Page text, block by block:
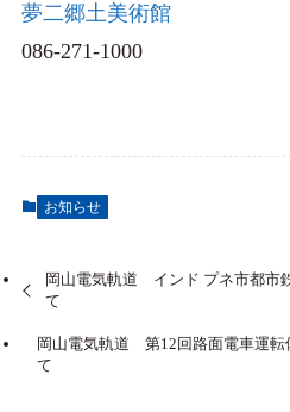
夢二郷土美術館
086-271-1000
お知らせ
岡山電気軌道 インド プネ市都市
て
岡山電気軌道 第12回路面電車運
て